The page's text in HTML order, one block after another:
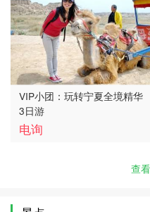
VIP小团：玩转宁夏全境精华
3日游
电询
查